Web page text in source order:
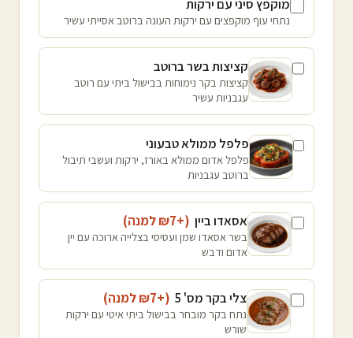
מוקפץ סיני עם ירקות
נתחי עוף מוקפצים עם ירקות העונה ברוטב אסייתי עשיר
קציצות בשר ברוטב
קציצות בקר נימוחות בבישול ביתי עם רוטב
עגבניות עשיר
פלפל ממולא טבעוני
פלפל אדום ממולא באורז, ירקות ועשבי תיבול
ברוטב עגבניות
אסאדו ביין (+₪
7 למנה)
בשר אסאדו שמן ועסיסי בצלייה ארוכה עם יין
אדום ודבש
צלי בקר מס' 5 (+₪
7 למנה)
נתח בקר מובחר בבישול ביתי איטי עם ירקות
שורש